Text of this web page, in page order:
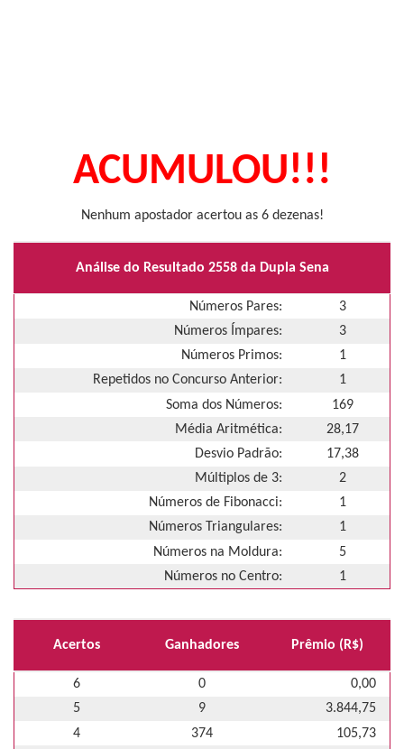
ACUMULOU!!!
Nenhum apostador acertou as 6 dezenas!
Análise do Resultado 2558 da Dupla Sena
Números Pares:
3
Números Ímpares:
3
Números Primos:
1
Repetidos no Concurso Anterior:
1
Soma dos Números:
169
Média Aritmética:
28,17
Desvio Padrão:
17,38
Múltiplos de 3:
2
Números de Fibonacci:
1
Números Triangulares:
1
Números na Moldura:
5
Números no Centro:
1
Acertos Ganhadores Prêmio (R$)
6 0
0,00
5
9
3.844,75
4
374
105,73